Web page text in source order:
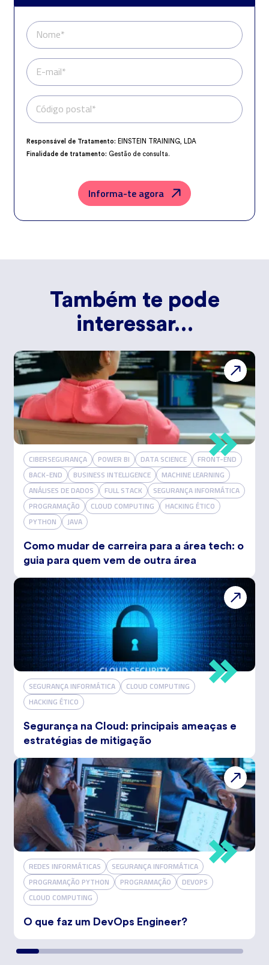
Nome*
E-mail*
Telefone*
Código postal*
Responsável de Tratamento: EINSTEIN TRAINING, LDA
Finalidade de tratamento: Gestão de consulta.
aceder, retificar e excluir os dados, bem como outros direitos,
conforme o explicito naPolítica de Privacidade.
Informa-te agora
Também te pode
interessar…
CIBERSEGURANÇA POWER BI DATA SCIENCE
FRONT-END
BACK-END
BUSINESS INTELLIGENCE
MACHINE LEARNING
ANÁLISES DE DADOS
FULL STACK
SEGURANÇA INFORMÁTICA
PROGRAMAÇÃO
CLOUD COMPUTING
HACKING ÉTICO
PYTHON
JAVA
Como mudar de carreira para a área tech: o
guia para quem vem de outra área
SEGURANÇA INFORMÁTICA
CLOUD COMPUTING
HACKING ÉTICO
Segurança na Cloud: principais ameaças e
estratégias de mitigação
REDES INFORMÁTICAS
SEGURANÇA INFORMÁTICA
PROGRAMAÇÃO PYTHON
PROGRAMAÇÃO
DEVOPS
CLOUD COMPUTING
O que faz um DevOps Engineer?